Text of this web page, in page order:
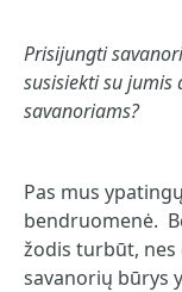
Prisijungti
susisiekti su
savanoriams?
Pas mus
bendruomenė.
žodis turbūt, nes
savanorių būrys